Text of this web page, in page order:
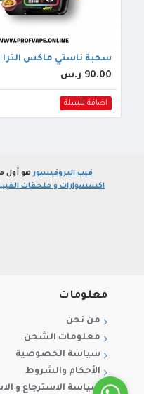
سحبة ناستي ماكس الترا الجاهزة (40000
90.00 ر.س
اضافة للسلة
فيب البروفيسورهو أول
اكسسوارات و ملحقات
معلومات
من نحن
معلومات الشحن
سياسة الخصوصية
الأحكام والشروط
سياسة الاسترجاع و